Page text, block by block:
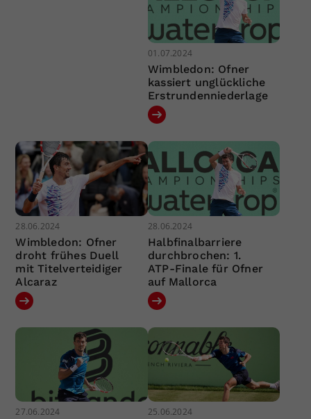
01.07.2024
Wimbledon: Ofner
kassiert unglückliche
Erstrundenniederlage
28.06.2024
Wimbledon: Ofner
droht frühes Duell
mit Titelverteidiger
Alcaraz
28.06.2024
Halbfinalbarriere
durchbrochen: 1.
ATP-Finale für Ofner
auf Mallorca
27.06.2024 25.06.2024